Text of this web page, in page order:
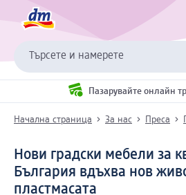
Търсете и намерете
Пазарувайте онлайн
Начална страница За нас Преса
Нови градски мебели за
България вдъхва нов
пластмасата